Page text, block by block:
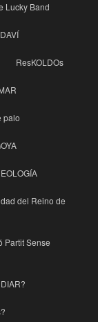
Lucky Band
ResKOLDOs
palo
del Reino de
Partit Sense